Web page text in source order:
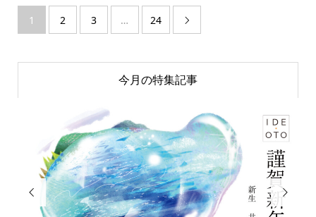
1 2 3 … 24 
今月の特集記事
 